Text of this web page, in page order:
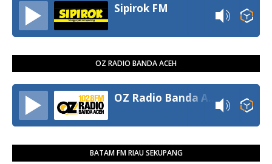
Sipirok FM
OZ RADIO BANDA ACEH
BATAM FM RIAU SEKUPANG